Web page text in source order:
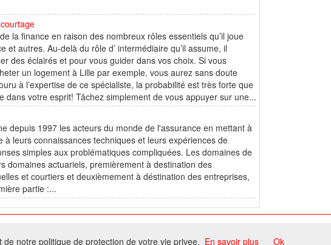
la finance en raison des nombreux rôles essentiels qu’il joue
autres. Au-delà du rôle d’ intermédiaire qu’il assume, il
des éclairés et pour vous guider dans vos choix. Si vous
un logement à Lille par exemple, vous aurez sans doute
à l’expertise de ce spécialiste, la probabilité est très forte que
votre esprit! Tâchez simplement de vous appuyer sur une...
depuis 1997 les acteurs du monde de l'assurance en mettant à
leurs connaissances techniques et leurs expériences de
simples aux problématiques compliquées. Les domaines de
domaines actuariels, premièrement à destination des
et courtiers et deuxièmement à déstination des entreprises,
partie :...
interdite sans accord du propriétaire.
notre politique de protection de votre vie privee. En savoir plus Ok